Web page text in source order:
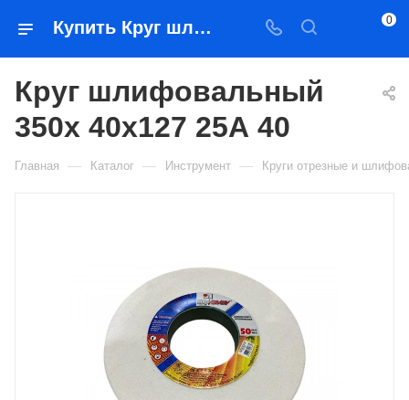
Купить Круг шлифовальный 350х 40х127 25А 40 в Якутске — цена, характеристики, подбор | Востоктехторг 0
Круг шлифовальный
350х 40х127 25А 40
Главная — Каталог — Инструмент — Круги отрезные и